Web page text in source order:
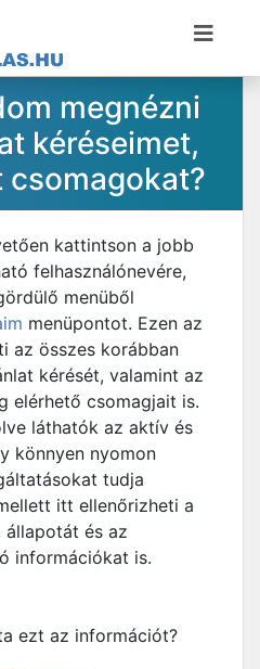
megnézni
kéréseimet,
kattintson a jobb
felhasználónevére,
menüből
menüpontot. Ezen az
az összes korábban
kérését, valamint az
elérhető csomagjait is.
láthatók az aktív és
könnyen nyomon
tudja
itt ellenőrizheti a
és az
információkat is.
ezt az információt?